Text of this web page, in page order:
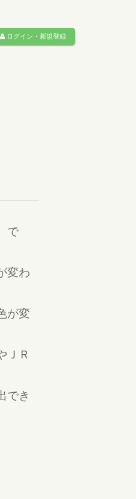
ログイン・新規登録
で
変わ
が変
ＪＲ
でき